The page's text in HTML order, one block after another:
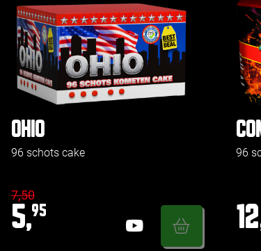
OHIO
96 schots cake
7,50
5,95
96